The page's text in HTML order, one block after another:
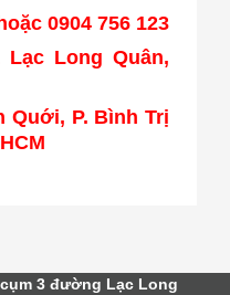
0904 756 123
Lạc Long Quân,
Quới, P. Bình Trị
3 đường Lạc Long